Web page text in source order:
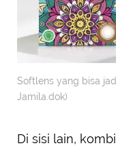
Softlens yang bisa
Jamila.dok)
Di sisi lain,